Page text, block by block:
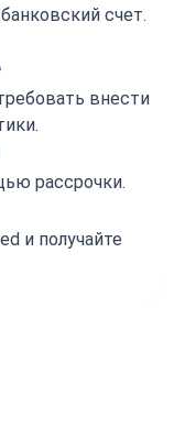
счет.
внести
рассрочки.
и получайте